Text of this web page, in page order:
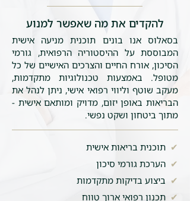
להקדים את מה שאפשר למנוע
בסאלוס אנו בונים תוכנית מניעה אישית
המבוססת על ההיסטוריה הרפואית, גורמי
הסיכון, אורח החיים והצרכים האישיים של כל
מטופל. באמצעות טכנולוגיות מתקדמות,
מעקב שוטף וליווי רפואי אישי, ניתן לנהל את
הבריאות באופן יזום, מדויק ומותאם אישית -
מתוך ביטחון ושקט נפשי.
✔ תוכנית בריאות אישית
✔ הערכת גורמי סיכון
✔ ביצוע בדיקות מתקדמות
✔ תכנון רפואי ארוך טווח